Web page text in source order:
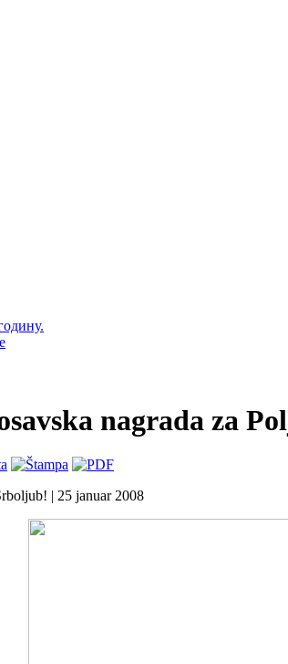
nagrada za
| 25 januar 2008